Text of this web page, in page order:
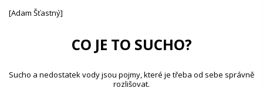
[Adam Šťastný]
CO JE TO SUCHO?
Sucho a nedostatek vody jsou pojmy, které je třeba od sebe správně
rozlišovat.